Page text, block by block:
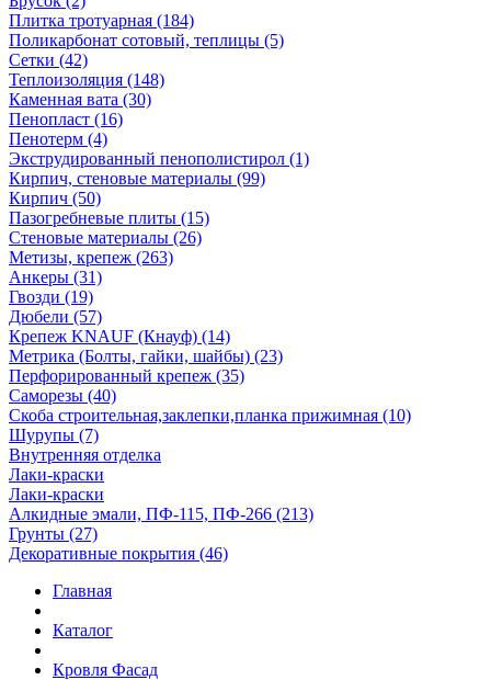
Плитка тротуарная (184)
Поликарбонат сотовый, теплицы (5)
Сетки (42)
Теплоизоляция (148)
Каменная вата (30)
Пенопласт (16)
Пенотерм (4)
Экструдированный пенополистирол (1)
Кирпич, стеновые материалы (99)
Кирпич (50)
Пазогребневые плиты (15)
Стеновые материалы (26)
Метизы, крепеж (263)
Анкеры (31)
Гвозди (19)
Дюбели (57)
Крепеж KNAUF (Кнауф) (14)
Метрика (Болты, гайки, шайбы) (23)
Перфорированный крепеж (35)
Саморезы (40)
Скоба строительная,заклепки,планка прижимная (10)
Шурупы (7)
Внутренняя отделка
Лаки-краски
Лаки-краски
Алкидные эмали, ПФ-115, ПФ-266 (213)
Грунты (27)
Декоративные покрытия (46)
Главная
Каталог
Кровля Фасад